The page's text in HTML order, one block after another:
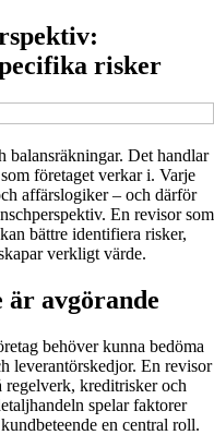
risker
balansräkningar. Det handlar
företaget verkar i. Varje
affärslogiker – och därför
En revisor som
bättre identifiera risker,
verkligt värde.
är avgörande
behöver kunna bedöma
leverantörskedjor. En revisor
regelverk, kreditrisker och
spelar faktorer
en central roll.